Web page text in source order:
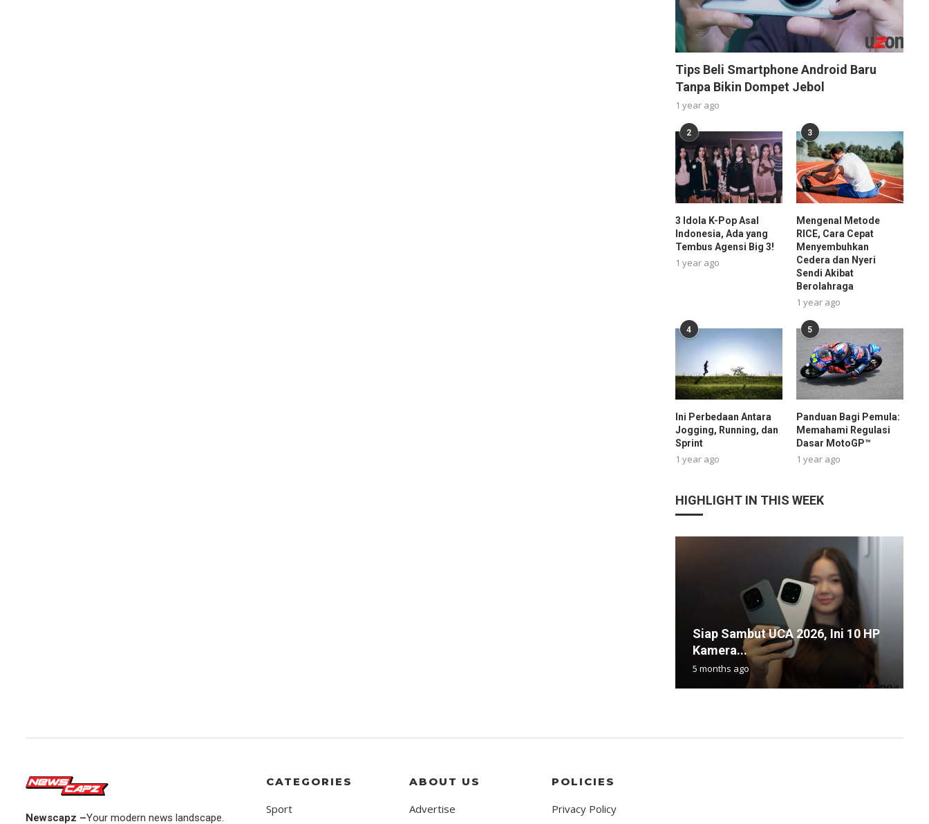
Tips Beli Smartphone Android Baru
Tanpa Bikin Dompet Jebol
1 year ago
2
3 Idola K-Pop Asal
Indonesia, Ada yang
Tembus Agensi Big 3!
1 year ago
3
Mengenal Metode
RICE, Cara Cepat
Menyembuhkan
Cedera dan Nyeri
Sendi Akibat
Berolahraga
1 year ago
4
Ini Perbedaan Antara
Jogging, Running, dan
Sprint
1 year ago
5
Panduan Bagi Pemula:
Memahami Regulasi
Dasar MotoGP™
1 year ago
HIGHLIGHT IN THIS WEEK
Siap Sambut UCA 2026, Ini 10 HP
Kamera...
5 months ago
Newscapz –Your modern news landscape.
CATEGORIES
Sport
ABOUT US
Advertise
POLICIES
Privacy Policy